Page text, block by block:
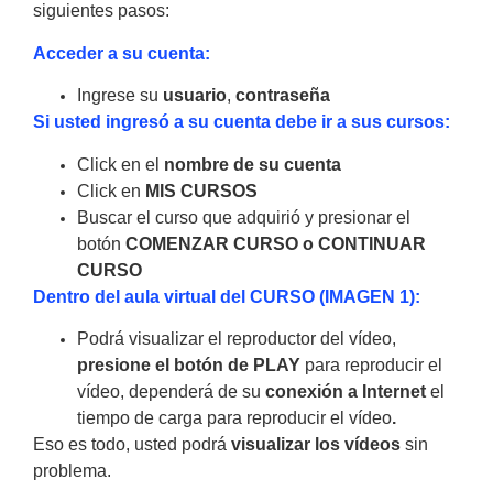
siguientes pasos:
Acceder a su cuenta:
Ingrese su usuario, contraseña
Si usted ingresó a su cuenta debe ir a sus cursos:
Click en el nombre de su cuenta
Click en MIS CURSOS
Buscar el curso que adquirió y presionar el
botón COMENZAR CURSO o CONTINUAR
CURSO
Dentro del aula virtual del CURSO (IMAGEN 1):
Podrá visualizar el reproductor del vídeo,
presione el botón de PLAY para reproducir el
vídeo, dependerá de su conexión a Internet el
tiempo de carga para reproducir el vídeo.
Eso es todo, usted podrá visualizar los vídeos sin
problema.